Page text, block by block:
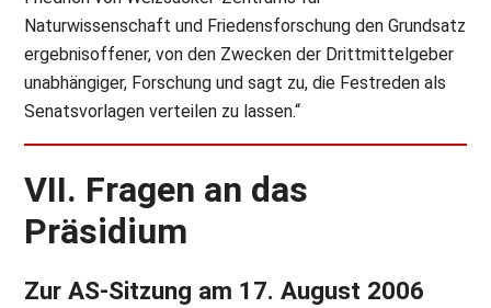
Naturwissenschaft und Friedensforschung den Grundsatz
ergebnisoffener, von den Zwecken der Drittmittelgeber
unabhängiger, Forschung und sagt zu, die Festreden als
Senatsvorlagen verteilen zu lassen.“
VII. Fragen an das
Präsidium
Zur AS-Sitzung am 17. August 2006